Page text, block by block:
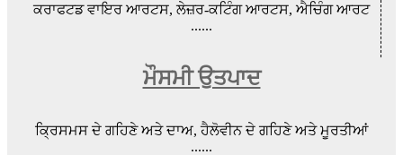
ਕਰਾਫਟਡ ਵਾਇਰ ਆਰਟਸ, ਲੇਜ਼ਰ-ਕਟਿੰਗ ਆਰਟਸ, ਐਚਿੰਗ ਆਰਟ
......
ਮੌਸਮੀ ਉਤਪਾਦ
ਕ੍ਰਿਸਮਸ ਦੇ ਗਹਿਣੇ ਅਤੇ ਦਾਅ, ਹੈਲੋਵੀਨ ਦੇ ਗਹਿਣੇ ਅਤੇ ਮੂਰਤੀਆਂ
......